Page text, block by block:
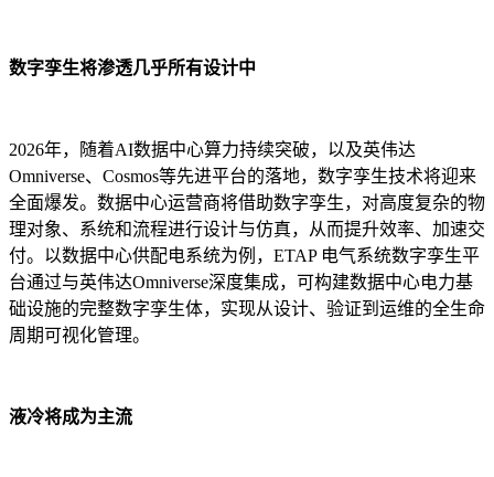
数字孪生将渗透几乎所有设计中
2026年，随着AI数据中心算力持续突破，以及英伟达
Omniverse、Cosmos等先进平台的落地，数字孪生技术将迎来
全面爆发。数据中心运营商将借助数字孪生，对高度复杂的物
理对象、系统和流程进行设计与仿真，从而提升效率、加速交
付。以数据中心供配电系统为例，ETAP 电气系统数字孪生平
台通过与英伟达Omniverse深度集成，可构建数据中心电力基
础设施的完整数字孪生体，实现从设计、验证到运维的全生命
周期可视化管理。
液冷将成为主流